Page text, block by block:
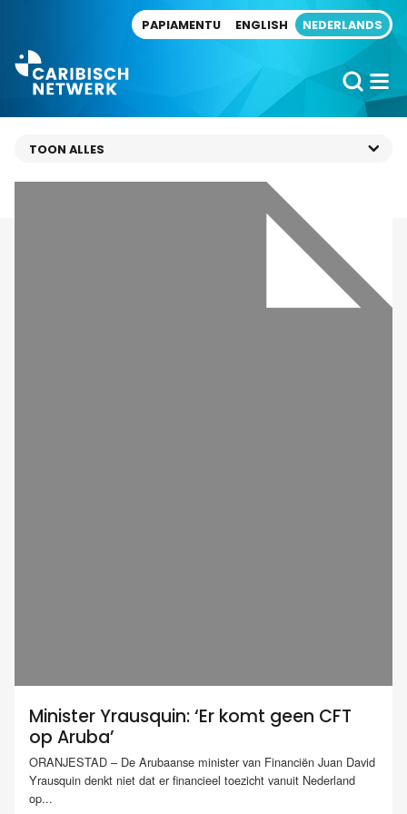
PAPIAMENTU ENGLISH NEDERLANDS
Minister Yrausquin: ‘Er komt geen CFT
op Aruba’
ORANJESTAD – De Arubaanse minister van Financiën Juan David
Yrausquin denkt niet dat er financieel toezicht vanuit Nederland
op...